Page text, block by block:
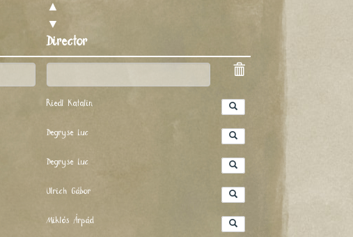
▲
▼
Director
Riedl Katalin
Degryse Luc
Degryse Luc
Ulrich Gábor
Miklós Árpád